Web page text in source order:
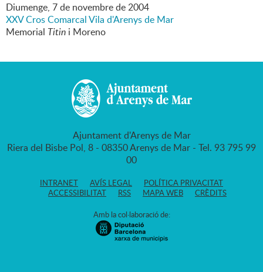
Diumenge, 7de novembrede2004
XXV Cros Comarcal Vila d'Arenys de Mar
Memorial Titin i Moreno
Ajuntament d'Arenys de Mar
Riera del Bisbe Pol, 8 - 08350 Arenys de Mar - Tel. 93 795 99
00
INTRANET AVÍS LEGAL
POLÍTICA PRIVACITAT
ACCESSIBILITAT
RSS MAPA WEB CRÈDITS
Amb la col·laboració de: